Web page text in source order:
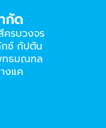
กัด
ครบวงจร
กซ์ กัปตัน
ทธมณฑล
งแค